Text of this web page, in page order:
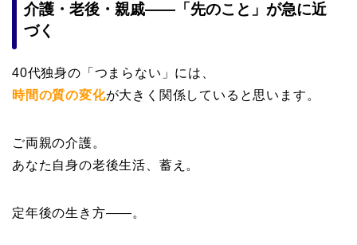
介護・老後・親戚——「先のこと」が急に近
づく
40代独身の「つまらない」には、
時間の質の変化が大きく関係していると思います。
ご両親の介護。
あなた自身の老後生活、蓄え。
定年後の生き方——。